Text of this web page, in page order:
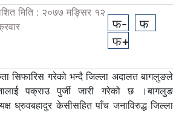
मिति : २०७७ मङ्सिर १२
फ-
फ
फ+
सिफारिस गरेको भन्दै जिल्ला अदालत बागलुङले
पक्राउ पुर्जी जारी गरेको छ ।बागलुङ
ध्रुवबहादुर केसीसहित पाँच जनाविरुद्ध जिल्ला